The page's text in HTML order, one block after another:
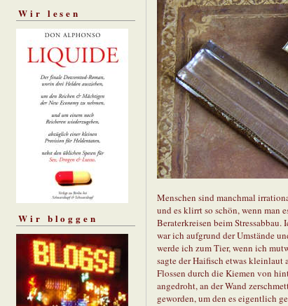
Wir lesen
Wir bloggen
Menschen sind manchmal
und es klirrt so schön, wenn man
Beraterkreisen beim
war ich aufgrund der Umstände
werde ich zum Tier, wenn ich
sagte der Haifisch etwas
Flossen durch die Kiemen von
angedroht, an der Wand
geworden, um den es eigentlich